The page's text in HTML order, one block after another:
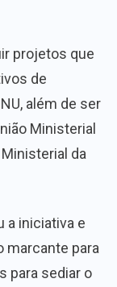
projetos que
de
além de ser
Ministerial
da
a iniciativa e
marcante para
para sediar o